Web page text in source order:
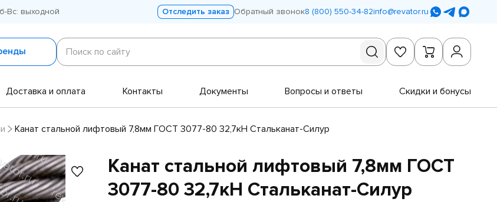
Вс: выходной Отследить заказ Обратный звонок8 (800) 550-34-82info@revator.ru
Поиск
по
сайту
Поиск по сайту
Доставка и оплата Контакты Документы Вопросы и ответы Скидки и бонусы
Канат стальной лифтовый 7,8мм ГОСТ 3077-80 32,7кН Стальканат-Силур
Канат стальной лифтовый 7,8мм ГОСТ
3077-80 32,7кН Стальканат-Силур